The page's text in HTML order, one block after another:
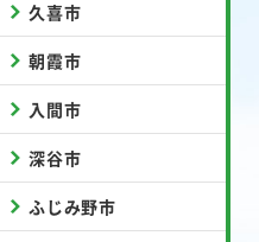
久喜市
朝霞市
入間市
深谷市
ふじみ野市